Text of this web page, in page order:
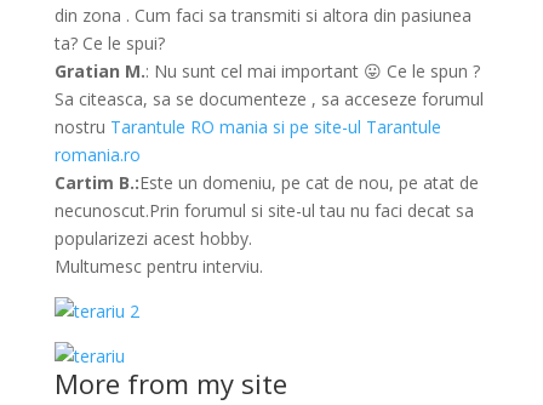
din zona . Cum faci sa transmiti si altora din pasiunea
ta? Ce le spui?
Gratian M.: Nu sunt cel mai important 😛 Ce le spun ?
Sa citeasca, sa se documenteze , sa acceseze forumul
nostru Tarantule RO mania si pe site-ul Tarantule
romania.ro
Cartim B.:Este un domeniu, pe cat de nou, pe atat de
necunoscut.Prin forumul si site-ul tau nu faci decat sa
popularizezi acest hobby.
Multumesc pentru interviu.
More from my site